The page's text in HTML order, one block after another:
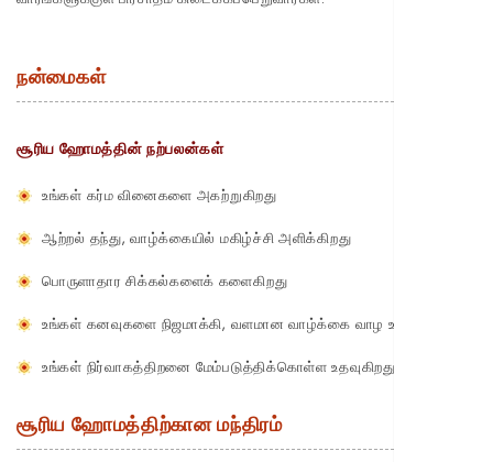
நன்மைகள்
சூரிய ஹோமத்தின் நற்பலன்கள்
உங்கள் கர்ம வினைகளை அகற்றுகிறது
ஆற்றல் தந்து, வாழ்க்கையில் மகிழ்ச்சி அளிக்கிறது
பொருளாதார சிக்கல்களைக் களைகிறது
உங்கள் கனவுகளை நிஜமாக்கி, வளமான வாழ்க்கை வாழ உதவுகிறது
உங்கள் நிர்வாகத்திறனை மேம்படுத்திக்கொள்ள உதவுகிறது
சூரிய ஹோமத்திற்கான மந்திரம்